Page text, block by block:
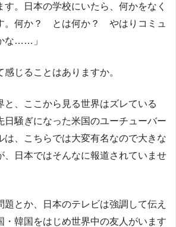
す。日本の学校にいたら、何かをなく
。何か？ とは何か？ やはりコミュ
な……」
じることはありますか。
と、ここから見る世界はズレている
日騒ぎになった米国のユーチューバー
は、こちらでは大変有名なので大きな
、日本ではそんなに報道されていませ
題とか、日本のテレビは強調して伝え
・韓国をはじめ世界中の友人がいます